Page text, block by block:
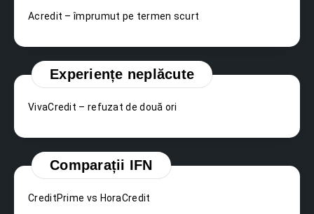
Acredit – împrumut pe termen scurt
Experiențe neplăcute
VivaCredit – refuzat de două ori
Comparații IFN
CreditPrime vs HoraCredit